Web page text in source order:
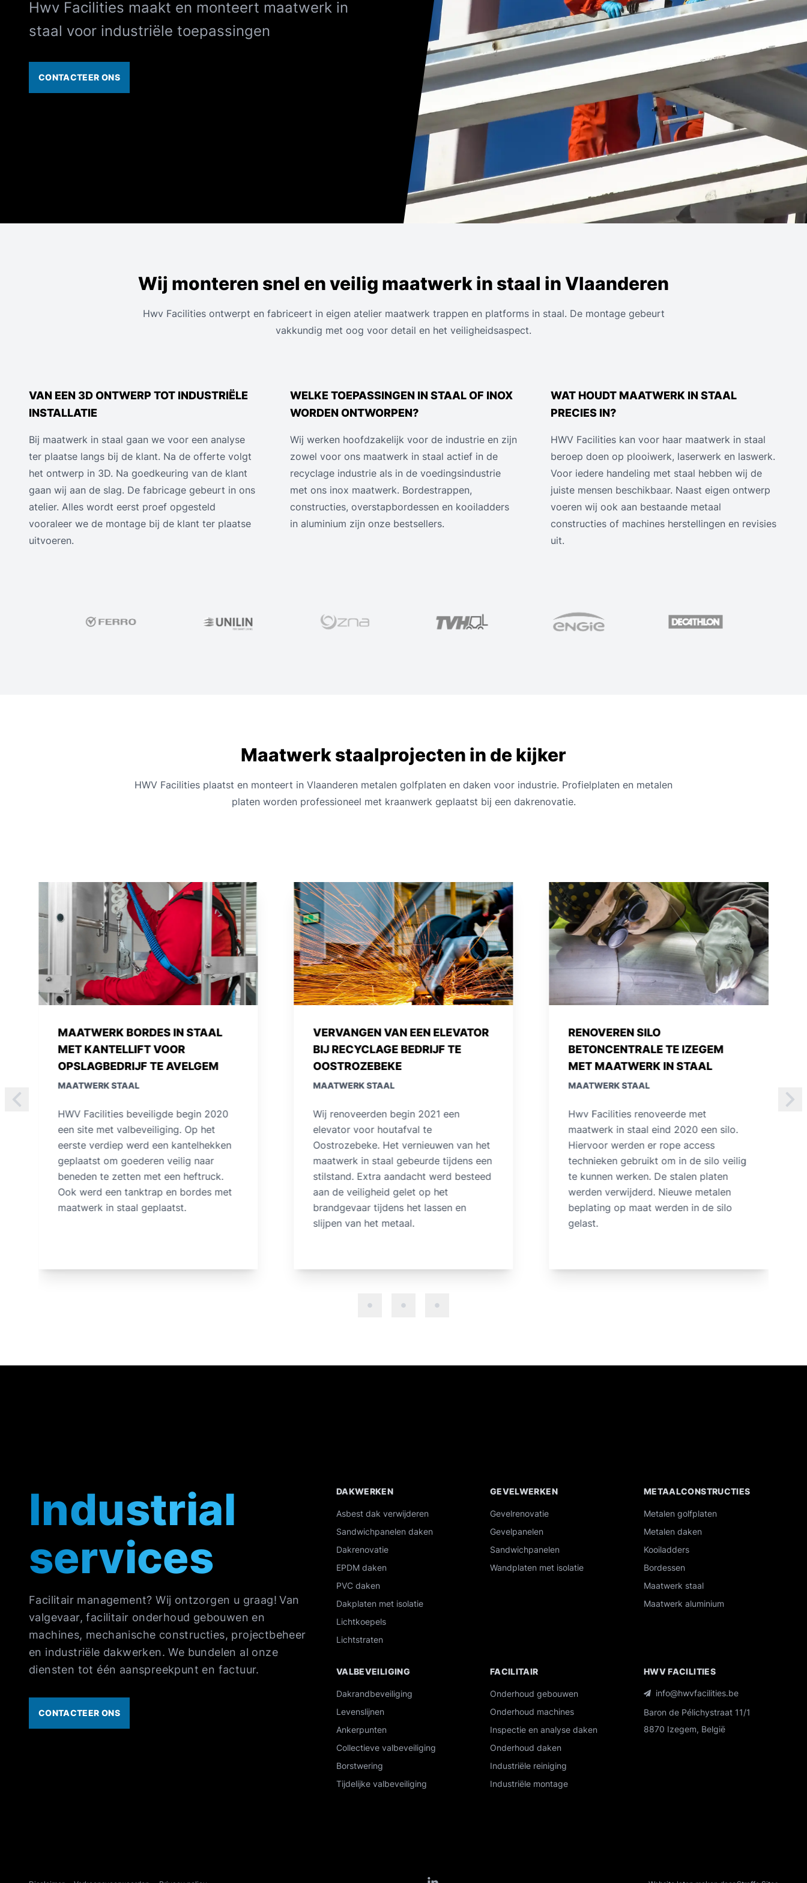
Hwv Facilities maakt en monteert maatwerk in
staal voor industriële toepassingen
CONTACTEER ONS
Wij monteren snel en veilig maatwerk in staal in Vlaanderen
Hwv Facilities ontwerpt en fabriceert in eigen atelier maatwerk trappen en platforms in staal. De montage gebeurt
vakkundig met oog voor detail en het veiligheidsaspect.
VAN EEN 3D ONTWERP TOT INDUSTRIËLE
INSTALLATIE
Bij maatwerk in staal gaan we voor een analyse
ter plaatse langs bij de klant. Na de offerte volgt
het ontwerp in 3D. Na goedkeuring van de klant
gaan wij aan de slag. De fabricage gebeurt in ons
atelier. Alles wordt eerst proef opgesteld
vooraleer we de montage bij de klant ter plaatse
uitvoeren.
WELKE TOEPASSINGEN IN STAAL OF INOX
WORDEN ONTWORPEN?
Wij werken hoofdzakelijk voor de industrie en zijn
zowel voor ons maatwerk in staal actief in de
recyclage industrie als in de voedingsindustrie
met ons inox maatwerk. Bordestrappen,
constructies, overstapbordessen en kooiladders
in aluminium zijn onze bestsellers.
WAT HOUDT MAATWERK IN STAAL
PRECIES IN?
HWV Facilities kan voor haar maatwerk in staal
beroep doen op plooiwerk, laserwerk en laswerk.
Voor iedere handeling met staal hebben wij de
juiste mensen beschikbaar. Naast eigen ontwerp
voeren wij ook aan bestaande metaal
constructies of machines herstellingen en revisies
uit.
Maatwerk staalprojecten in de kijker
HWV Facilities plaatst en monteert in Vlaanderen metalen golfplaten en daken voor industrie. Profielplaten en metalen
platen worden professioneel met kraanwerk geplaatst bij een dakrenovatie.
VERVANGEN VAN EEN ELEVATOR
BIJ RECYCLAGE BEDRIJF TE
OOSTROZEBEKE
MAATWERK STAAL
Wij renoveerden begin 2021 een
elevator voor houtafval te
Oostrozebeke. Het vernieuwen van het
maatwerk in staal gebeurde tijdens een
stilstand. Extra aandacht werd besteed
aan de veiligheid gelet op het
brandgevaar tijdens het lassen en
RENOVEREN SILO
BETONCENTRALE TE IZEGEM
MET MAATWERK IN STAAL
MAATWERK STAAL
Hwv Facilities renoveerde met
maatwerk in staal eind 2020 een silo.
Hiervoor werden er rope access
technieken gebruikt om in de silo veilig
te kunnen werken. De stalen platen
werden verwijderd. Nieuwe metalen
beplating op maat werden in de silo
gelast.
MAATWERK BORDES IN STAAL
MET KANTELLIFT VOOR
OPSLAGBEDRIJF TE AVELGEM
MAATWERK STAAL
HWV Facilities beveiligde begin 2020
een site met valbeveiliging. Op het
eerste verdiep werd een kantelhekken
geplaatst om goederen veilig naar
beneden te zetten met een heftruck.
Ook werd een tanktrap en bordes met
maatwerk in staal geplaatst.
Industrial
services
Facilitair management? Wij ontzorgen u graag! Van
valgevaar, facilitair onderhoud gebouwen en
machines, mechanische constructies, projectbeheer
en industriële dakwerken. We bundelen al onze
diensten tot één aanspreekpunt en factuur.
CONTACTEER ONS
Overzicht van onze industriële diensten
DAKWERKEN
Asbest dak verwijderen
Sandwichpanelen daken
Dakrenovatie
EPDM daken
PVC daken
Dakplaten met isolatie
Lichtkoepels
Lichtstraten
GEVELWERKEN
Gevelrenovatie
Gevelpanelen
Sandwichpanelen
Wandplaten met isolatie
METAALCONSTRUCTIES
Metalen golfplaten
Metalen daken
Kooiladders
Bordessen
Maatwerk staal
Maatwerk aluminium
VALBEVEILIGING
Dakrandbeveiliging
Levenslijnen
Ankerpunten
Collectieve valbeveiliging
Borstwering
Tijdelijke valbeveiliging
FACILITAIR
Onderhoud gebouwen
Onderhoud machines
Inspectie en analyse daken
Onderhoud daken
Industriële reiniging
Industriële montage
HWV FACILITIES
info@hwvfacilities.be
Baron de Pélichystraat 11/1
8870 Izegem, België